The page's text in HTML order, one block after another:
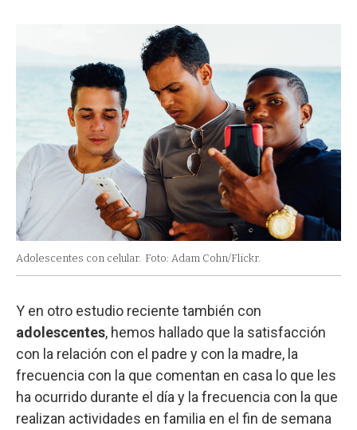
Adolescentes con celular. Foto: Adam Cohn/Flickr.
Y en otro estudio reciente también con
adolescentes, hemos hallado que la satisfacción
con la relación con el padre y con la madre, la
frecuencia con la que comentan en casa lo que les
ha ocurrido durante el día y la frecuencia con la que
realizan actividades en familia en el fin de semana